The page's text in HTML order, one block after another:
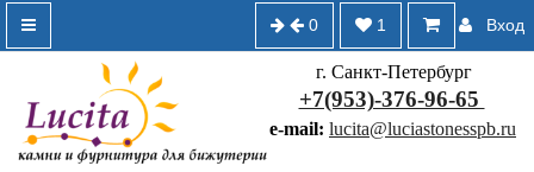
Вход
1
0
г. Санкт-Петербург
+7(953)-376-96-65
e-mail: lucita@luciastonesspb.ru